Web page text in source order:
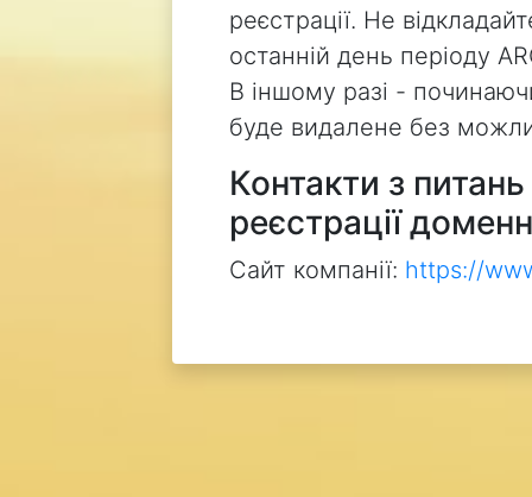
реєстрації. Не
останній день періоду
В іншому разі -
буде видалене без
Контакти з
реєстрації
Сайт компанії: https://